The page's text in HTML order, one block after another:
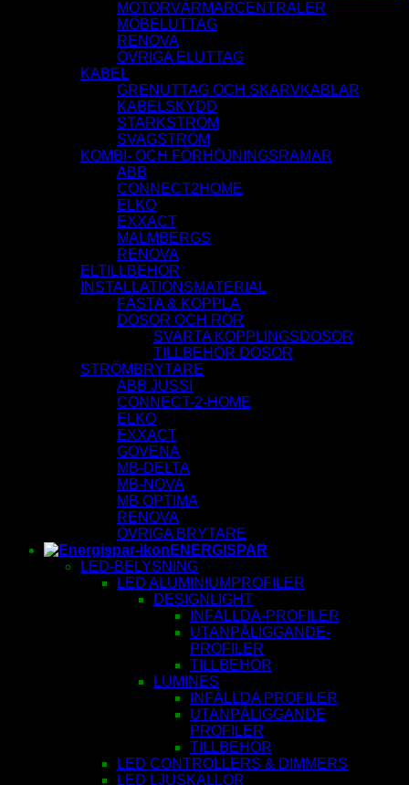
MOTORVÄRMARCENTRALER
MÖBELUTTAG
RENOVA
ÖVRIGA ELUTTAG
KABEL
GRENUTTAG OCH SKARVKABLAR
KABELSKYDD
STARKSTRÖM
SVAGSTRÖM
KOMBI- OCH FÖRHÖJNINGSRAMAR
ABB
CONNECT2HOME
ELKO
EXXACT
MALMBERGS
RENOVA
ELTILLBEHÖR
INSTALLATIONSMATERIAL
FÄSTA & KOPPLA
DOSOR OCH RÖR
SVARTA KOPPLINGSDOSOR
TILLBEHÖR DOSOR
STRÖMBRYTARE
ABB JUSSI
CONNECT-2-HOME
ELKO
EXXACT
GOVENA
MB-DELTA
MB-NOVA
MB OPTIMA
RENOVA
ÖVRIGA BRYTARE
ENERGISPAR
LED-BELYSNING
LED ALUMINIUMPROFILER
DESIGNLIGHT
INFÄLLDA-PROFILER
UTANPÅLIGGANDE-
PROFILER
TILLBEHÖR
LUMINES
INFÄLLDA PROFILER
UTANPÅLIGGANDE
PROFILER
TILLBEHÖR
LED CONTROLLERS & DIMMERS
LED LJUSKÄLLOR